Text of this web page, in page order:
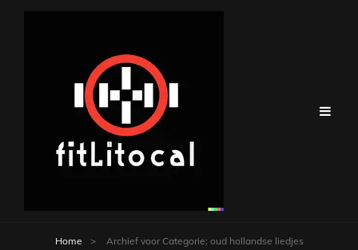
Home > Archief voor Categorie: oud hollandse liedjes